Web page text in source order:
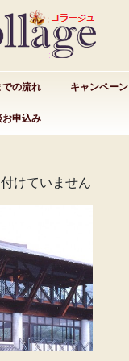
での流れ キャンペーン
申込み
けていません